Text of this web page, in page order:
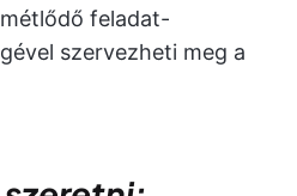
feladat-
szervezheti meg a